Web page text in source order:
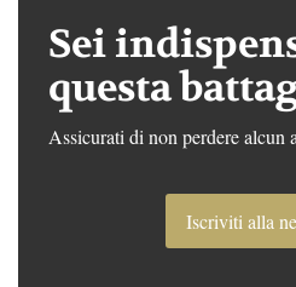
Sei
questa
Assicurati di non perdere alcun
Iscriviti alla